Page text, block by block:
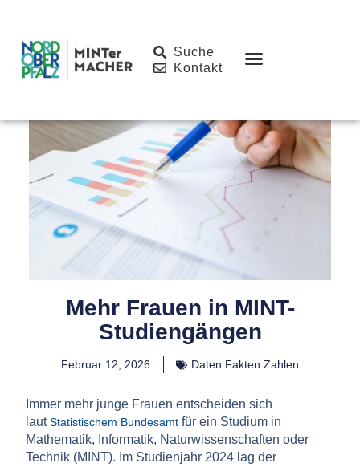
Suche
Kontakt
Mehr Frauen in MINT-
Studiengängen
Februar 12, 2026 Daten Fakten Zahlen
Immer mehr junge Frauen entscheiden sich
lautStatistischem Bundesamt für ein Studium in
Mathematik, Informatik, Naturwissenschaften oder
Technik (MINT). Im Studienjahr 2024 lag der